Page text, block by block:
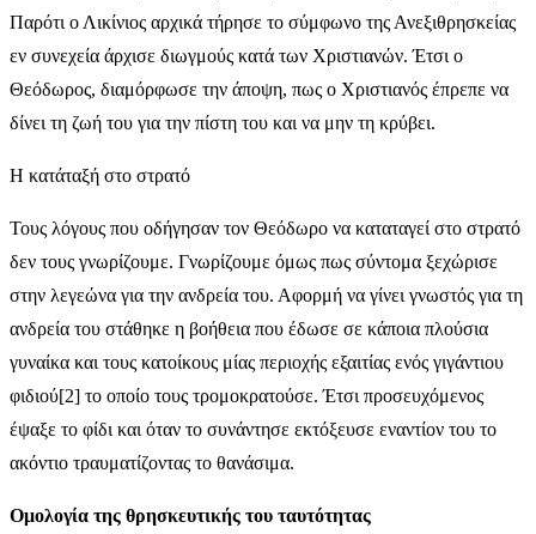
Παρότι ο Λικίνιος αρχικά τήρησε το σύμφωνο της Ανεξιθρησκείας
εν συνεχεία άρχισε διωγμούς κατά των Χριστιανών. Έτσι ο
Θεόδωρος, διαμόρφωσε την άποψη, πως ο Χριστιανός έπρεπε να
δίνει τη ζωή του για την πίστη του και να μην τη κρύβει.
Η κατάταξή στο στρατό
Τους λόγους που οδήγησαν τον Θεόδωρο να καταταγεί στο στρατό
δεν τους γνωρίζουμε. Γνωρίζουμε όμως πως σύντομα ξεχώρισε
στην λεγεώνα για την ανδρεία του. Αφορμή να γίνει γνωστός για τη
ανδρεία του στάθηκε η βοήθεια που έδωσε σε κάποια πλούσια
γυναίκα και τους κατοίκους μίας περιοχής εξαιτίας ενός γιγάντιου
φιδιού[2] το οποίο τους τρομοκρατούσε. Έτσι προσευχόμενος
έψαξε το φίδι και όταν το συνάντησε εκτόξευσε εναντίον του το
ακόντιο τραυματίζοντας το θανάσιμα.
Ομολογία της θρησκευτικής του ταυτότητας